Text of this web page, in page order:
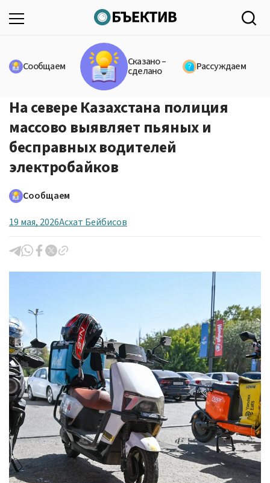
Сообщаем Сказано –
сделано Рассуждаем
На севере Казахстана полиция
массово выявляет пьяных и
бесправных водителей
электробайков
Сообщаем
19 мая, 2026Асхат Бейбисов